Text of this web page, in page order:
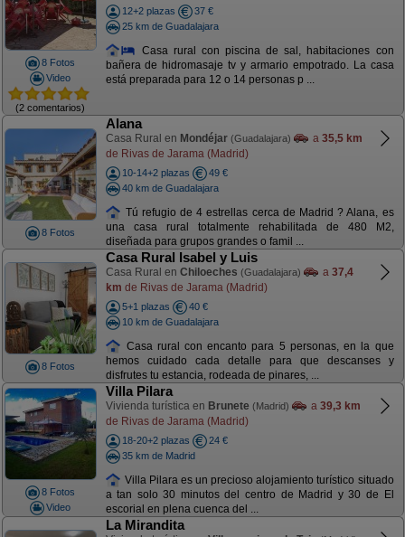
8 Fotos
Video
(2 comentarios)
12+2 plazas
37 €
25 km de Guadalajara
Casa rural con piscina de sal, habitaciones con
bañera de hidromasaje tv y armario empotrado. La casa
está preparada para 12 o 14 personas p ...
8 Fotos
Alana
Casa Rural en Mondéjar (Guadalajara) a 35,5 km
de Rivas de Jarama (Madrid)
10-14+2 plazas
49 €
40 km de Guadalajara
Tú refugio de 4 estrellas cerca de Madrid ? Alana, es
una casa rural totalmente rehabilitada de 480 M2,
diseñada para grupos grandes o famil ...
8 Fotos
Casa Rural Isabel y Luis
Casa Rural en Chiloeches (Guadalajara) a 37,4
km de Rivas de Jarama (Madrid)
5+1 plazas
40 €
10 km de Guadalajara
Casa rural con encanto para 5 personas, en la que
hemos cuidado cada detalle para que descanses y
disfrutes tu estancia, rodeada de pinares, ...
8 Fotos
Video
Villa Pilara
Vivienda turística en Brunete (Madrid) a 39,3 km
de Rivas de Jarama (Madrid)
18-20+2 plazas
24 €
35 km de Madrid
Villa Pilara es un precioso alojamiento turístico situado
a tan solo 30 minutos del centro de Madrid y 30 de El
escorial en plena cuenca del ...
La Mirandita